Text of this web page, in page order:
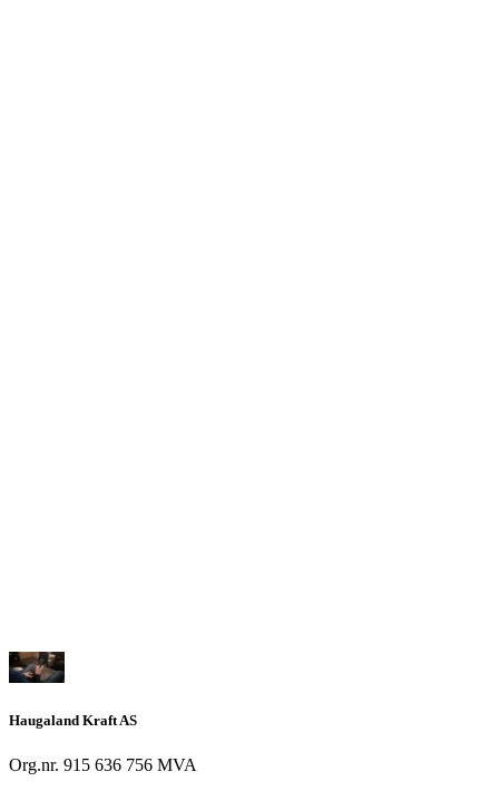
Haugaland Kraft AS
Org.nr. 915 636 756 MVA